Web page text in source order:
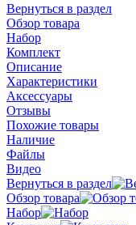
Вернуться в раздел
Обзор товара
Набор
Комплект
Описание
Характеристики
Аксессуары
Отзывы
Похожие товары
Наличие
Файлы
Видео
Вернуться в раздел
Обзор товара
Набор